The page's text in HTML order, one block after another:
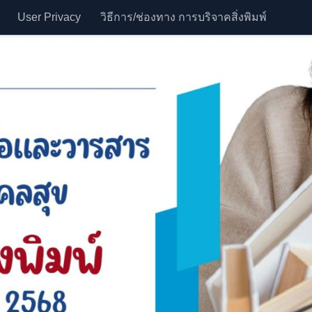
User Privacy วิธีการ/ช่องทาง การบริจาคสิ่งพิมพ์